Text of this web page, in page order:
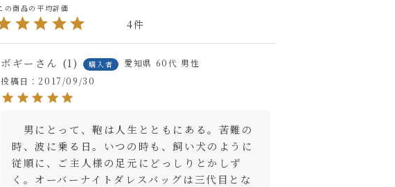
4
ボギー 1 購入者 愛知県 60代 男性
投稿日
2017/09/30
男にとって、鞄は人生とともにある。苦難の
時、波に乗る日。いつの時も、飼い犬のように
従順に、ご主人様の足元にどっしりとかしず
く。オーバーナイトダレスバッグは三代目とな